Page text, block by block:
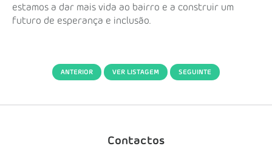
estamos a dar mais vida ao bairro e a construir um
futuro de esperança e inclusão.
ANTERIOR VER LISTAGEM SEGUINTE
Contactos